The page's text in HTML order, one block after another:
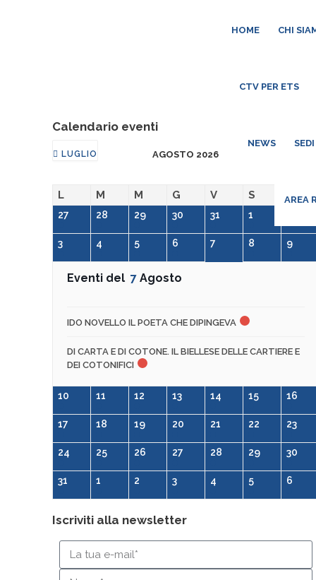
HOME CHI
CTV PER ETS
NEWS
AREA
Calendario eventi
LUGLIO AGOSTO 2026
L M M G V S D
27 28 29 30 31 1
3 4 5 6 7 8 9
Eventi del 7 Agosto
IDO NOVELLO IL POETA CHE DIPINGEVA
DI CARTA E DI COTONE. IL BIELLESE DELLE CARTIERE E
DEI COTONIFICI
10 11 12 13 14 15 16
17 18 19 20 21 22 23
24 25 26 27 28 29 30
31 1 2 3 4 5 6
Iscriviti alla newsletter